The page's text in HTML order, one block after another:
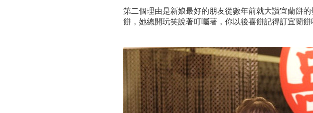
第二個理由是新娘最好的朋友從數年前就大讚宜蘭餅
餅，她總開玩笑說著叮囑著，你以後喜餅記得訂宜蘭餅